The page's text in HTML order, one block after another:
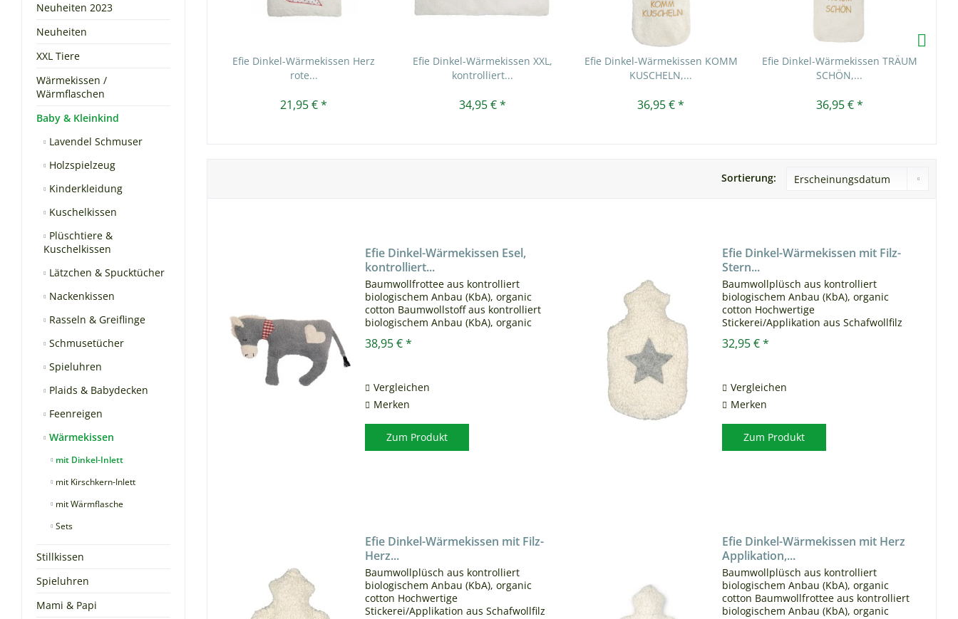
Neuheiten 2023
Neuheiten
XXL Tiere
Wärmekissen /
Wärmflaschen
Baby & Kleinkind
Lavendel Schmuser
Holzspielzeug
Kinderkleidung
Kuschelkissen
Plüschtiere &
Kuschelkissen
Lätzchen & Spucktücher
Nackenkissen
Rasseln & Greiflinge
Schmusetücher
Spieluhren
Plaids & Babydecken
Feenreigen
Wärmekissen
mit Dinkel-Inlett
mit Kirschkern-Inlett
mit Wärmflasche
Sets
Stillkissen
Spieluhren
Mami & Papi
Efie Dinkel-Wärmekissen Herz
rote...
21,95 € *
Efie Dinkel-Wärmekissen XXL,
kontrolliert...
34,95 € *
Efie Dinkel-Wärmekissen KOMM
KUSCHELN,...
36,95 € *
Efie Dinkel-Wärmekissen TRÄUM
SCHÖN,...
36,95 € *
Sortierung:
Efie Dinkel-Wärmekissen Esel,
kontrolliert...
Baumwollfrottee aus kontrolliert
biologischem Anbau (KbA), organic
cotton Baumwollstoff aus kontrolliert
biologischem Anbau (KbA), organic
biologischem Anbau (KbA), organic
38,95 € *
Vergleichen
Merken
Zum Produkt
Efie Dinkel-Wärmekissen mit Filz-
Stern...
Baumwollplüsch aus kontrolliert
biologischem Anbau (KbA), organic
cotton Hochwertige
Stickerei/Applikation aus Schafwollfilz
biologischem Anbau (KbA), organic
32,95 € *
Vergleichen
Merken
Zum Produkt
Efie Dinkel-Wärmekissen mit Filz-
Herz...
Baumwollplüsch aus kontrolliert
biologischem Anbau (KbA), organic
cotton Hochwertige
Stickerei/Applikation aus Schafwollfilz
Efie Dinkel-Wärmekissen mit Herz
Applikation,...
Baumwollplüsch aus kontrolliert
biologischem Anbau (KbA), organic
cotton Baumwollfrottee aus kontrolliert
biologischem Anbau (KbA), organic